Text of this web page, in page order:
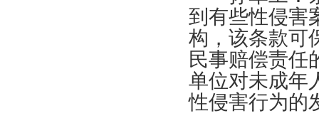
到有些性侵害
构，该条款可
民事赔偿责任
单位对未成年
性侵害行为的